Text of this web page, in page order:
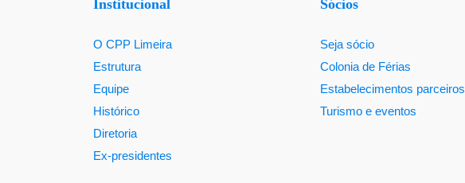
Institucional
O CPP Limeira
Estrutura
Equipe
Histórico
Diretoria
Ex-presidentes
Sócios
Seja sócio
Colonia de Férias
Estabelecimentos parceiros
Turismo e eventos